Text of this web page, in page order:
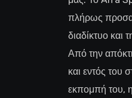
πλήρως
διαδίκτυο και
Από την
και εντός του
εκπομπή του,